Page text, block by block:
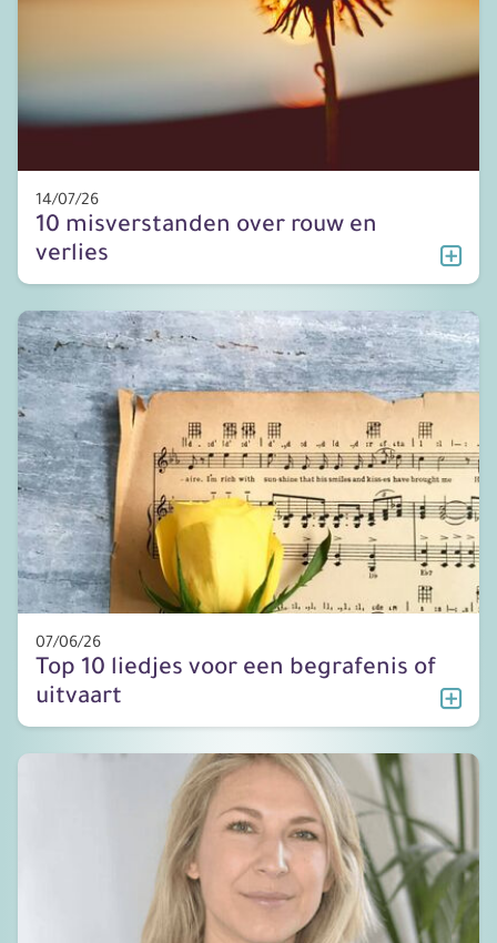
14/07/26
10 misverstanden over rouw en
verlies
07/06/26
Top 10 liedjes voor een begrafenis of
uitvaart